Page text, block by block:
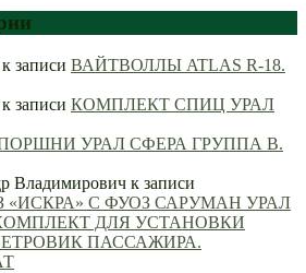
к записи ВАЙТВОЛЛЫ ATLAS R-18.
к записи КОМПЛЕКТ СПИЦ УРАЛ
УРАЛ СФЕРА ГРУППА В.
Владимирович к записи
«ИСКРА» С ФУОЗ САРУМАН УРАЛ
ДЛЯ УСТАНОВКИ
ПАССАЖИРА.